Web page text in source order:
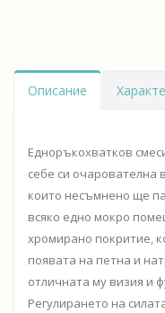
Описание
Едноръкохватков
себе си очарователна
които несъмнено ще
всяко едно мокро
хромирано покритие,
появата на петна и
отличната му визия и
Регулирането на